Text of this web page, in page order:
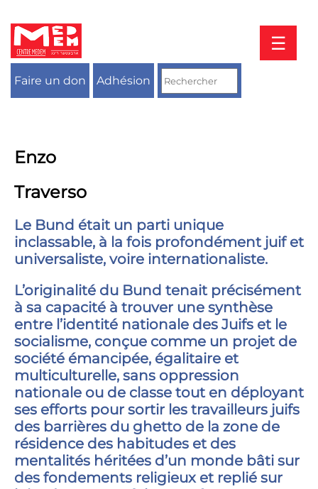
contenu
☰
Faire un don Adhésion
Enzo
Traverso
Le Bund était un parti unique
inclassable, à la fois profondément juif et
universaliste, voire internationaliste.
L’originalité du Bund tenait précisément
à sa capacité à trouver une synthèse
entre l’identité nationale des Juifs et le
socialisme, conçue comme un projet de
société émancipée, égalitaire et
multiculturelle, sans oppression
nationale ou de classe tout en déployant
ses efforts pour sortir les travailleurs juifs
des barrières du ghetto de la zone de
résidence des habitudes et des
mentalités héritées d’un monde bâti sur
des fondements religieux et replié sur